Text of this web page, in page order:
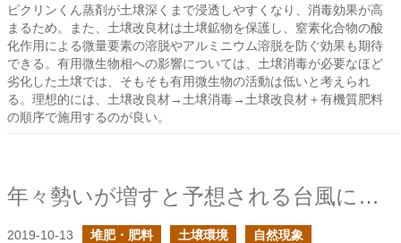
ピクリンくん蒸剤が土壌深くまで浸透しやすくなり、消毒効果が高
まるため。また、土壌改良材は土壌鉱物を保護し、窒素化合物の酸
化作用による微量要素の溶脱やアルミニウム溶脱を防ぐ効果も期待
できる。有用微生物相への影響については、土壌消毒が必要なほど
劣化した土壌では、そもそも有用微生物の活動は低いと考えられ
る。理想的には、土壌改良材→土壌消毒→土壌改良材＋有機質肥料
の順序で施用するのが良い。
年々勢いが増すと予想される台風に対して出来ることはあるか？
2019-10-13 堆肥・肥料 土壌環境 自然現象